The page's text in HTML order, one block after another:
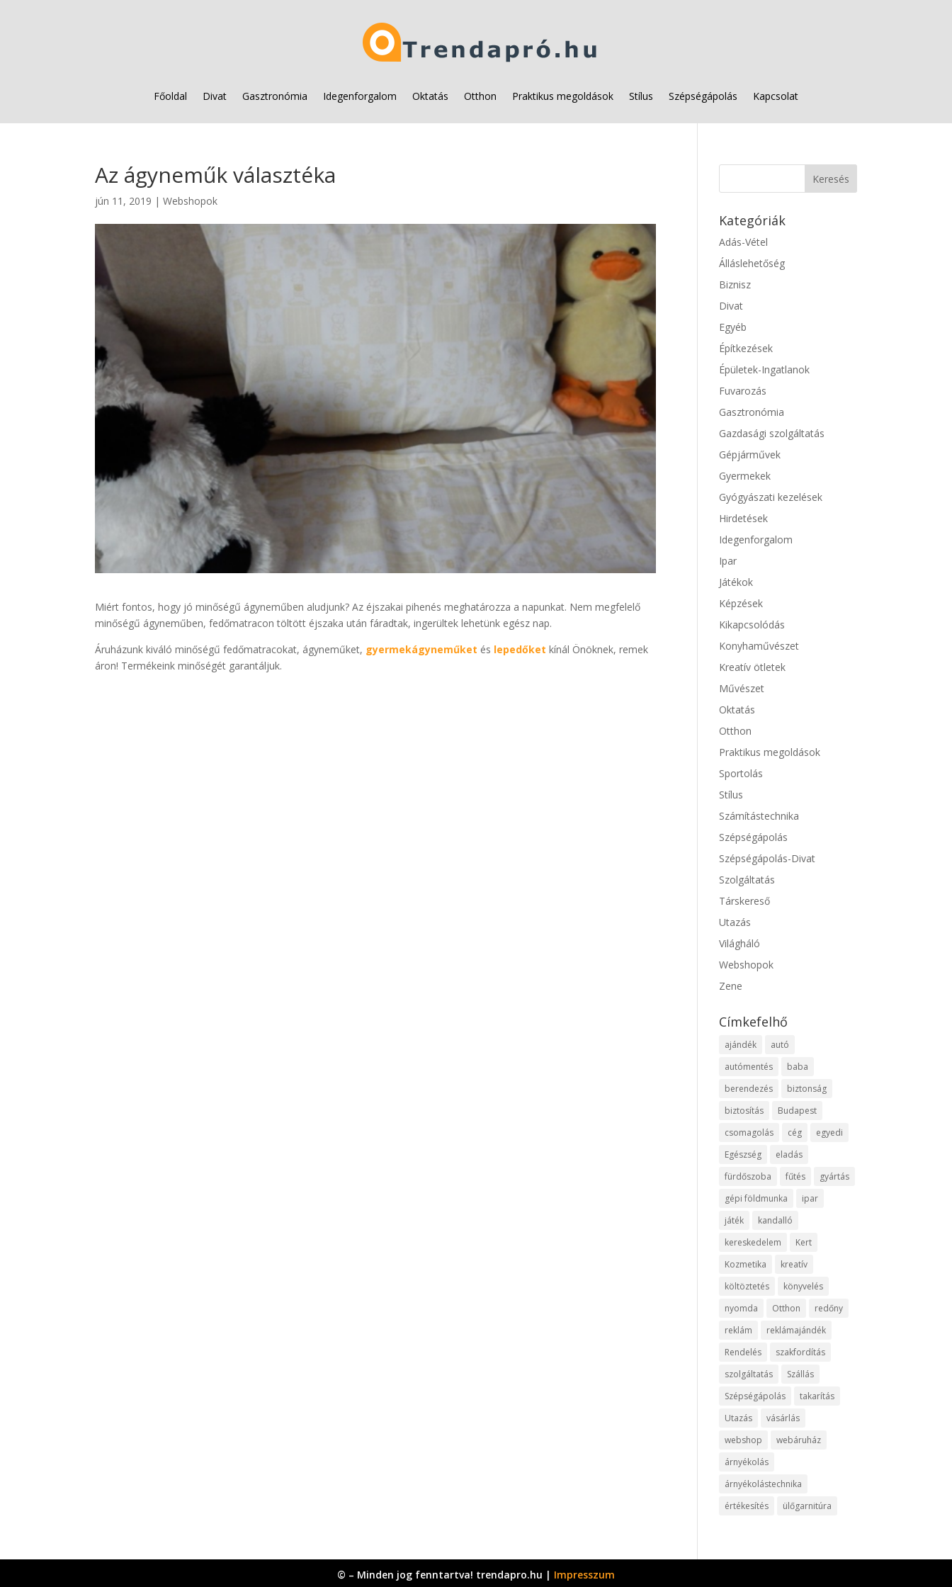
Főoldal Divat Gasztronómia Idegenforgalom Oktatás Otthon Praktikus megoldások Stílus Szépségápolás Kapcsolat
Az ágyneműk választéka
jún 11, 2019 |Webshopok
Miért fontos, hogy jó minőségű ágyneműben aludjunk? Az éjszakai pihenés meghatározza a napunkat. Nem megfelelő
minőségű ágyneműben, fedőmatracon töltött éjszaka után fáradtak, ingerültek lehetünk egész nap.
Áruházunk kiváló minőségű fedőmatracokat, ágyneműket, gyermekágyneműket és lepedőket kínál Önöknek, remek
áron! Termékeink minőségét garantáljuk.
Kategóriák
Adás-Vétel
Álláslehetőség
Biznisz
Divat
Egyéb
Építkezések
Épületek-Ingatlanok
Fuvarozás
Gasztronómia
Gazdasági szolgáltatás
Gépjárművek
Gyermekek
Gyógyászati kezelések
Hirdetések
Idegenforgalom
Ipar
Játékok
Képzések
Kikapcsolódás
Konyhaművészet
Kreatív ötletek
Művészet
Oktatás
Otthon
Praktikus megoldások
Sportolás
Stílus
Számítástechnika
Szépségápolás
Szépségápolás-Divat
Szolgáltatás
Társkereső
Utazás
Világháló
Webshopok
Zene
Címkefelhő
ajándék
autó
autómentés
baba
berendezés
biztonság
biztosítás
Budapest
csomagolás
cég
egyedi
Egészség
eladás
fürdőszoba
fűtés
gyártás
gépi földmunka
ipar
játék
kandalló
kereskedelem
Kert
Kozmetika
kreatív
költöztetés
könyvelés
nyomda
Otthon
redőny
reklám
reklámajándék
Rendelés
szakfordítás
szolgáltatás
Szállás
Szépségápolás
takarítás
Utazás
vásárlás
webshop
webáruház
árnyékolás
árnyékolástechnika
értékesítés
ülőgarnitúra
© – Minden jog fenntartva! trendapro.hu | Impresszum